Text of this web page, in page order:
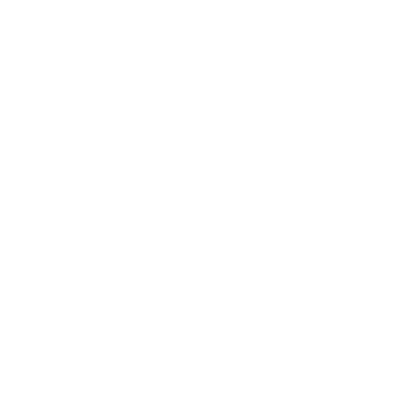
privatpersoner
beloppet senast fjorton (14) dagar från att Ställning.se mottagit
till dess att varan är åter på av Ställning.se angivet lager enligt
först. Återbetalningen görs via den betalningsmetod som valdes
för den aktuella betalningsmetoden. Om
Om betalning gjordes via bankgirot eller bankinsättning,
begäran kan återbetalning även göras via utbetalningsavi.
att ombesörja och vidarefakturera returfrakten, kommer avdrag
ovan, kommer avdrag att göras med motsvarande vid belopp.
vi alltid att lösa alla eventuella tvister direkt med kund, om ni
lösning så finns det möjlighet att använda
Europeiska
Allmänna Reklamationsnämnden på nedan adress, via nämndes